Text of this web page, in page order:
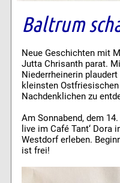
Baltrum
Neue Geschichten mit
Jutta Chrisanth parat.
Niederrheinerin
kleinsten
Nachdenklichen zu
Am Sonnabend, dem
live im Café Tant‘ Dora
Westdorf erleben.
ist frei!